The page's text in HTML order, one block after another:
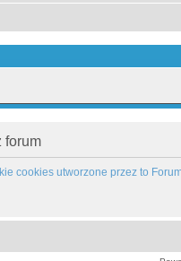
forum
cookies utworzone przez to